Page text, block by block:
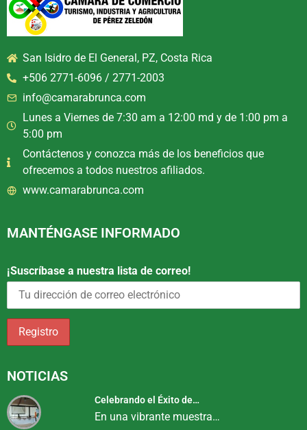
San Isidro de El General, PZ, Costa Rica
+506 2771-6096 / 2771-2003
info@camarabrunca.com
Lunes a Viernes de 7:30 am a 12:00 md y de 1:00 pm a
5:00 pm
Contáctenos y conozca más de los beneficios que
ofrecemos a todos nuestros afiliados.
www.camarabrunca.com
MANTÉNGASE INFORMADO
¡Suscríbase a nuestra lista de correo!
NOTICIAS
Celebrando el Éxito de…
En una vibrante muestra…